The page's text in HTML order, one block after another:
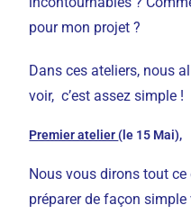
pour mon projet ?
Dans ces ateliers, nous
voir, c’est assez simple !
Premier atelier (le 15 Mai),
Nous vous dirons tout
préparer de façon